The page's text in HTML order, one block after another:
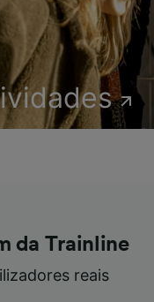
da Trainline
reais